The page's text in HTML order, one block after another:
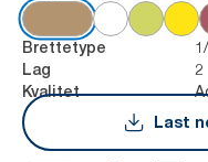
Brettetype
Lag 2
Kvalitet
Last